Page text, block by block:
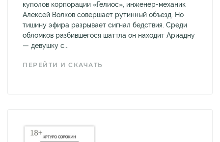
куполов корпорации «Гелиос», инженер-механик
Алексей Волков совершает рутинный объезд. Но
тишину эфира разрывает сигнал бедствия. Среди
обломков разбившегося шаттла он находит Ариадну
— девушку с...
ПЕРЕЙТИ И СКАЧАТЬ